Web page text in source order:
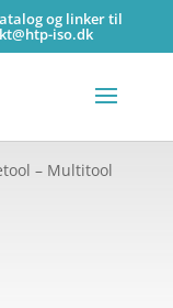
og linker til
iso.dk
– Multitool